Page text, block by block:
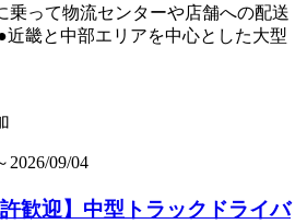
乗って物流センターや店舗への配送
近畿と中部エリアを中心とした大型
2026/09/04
歓迎】中型トラックドライバ